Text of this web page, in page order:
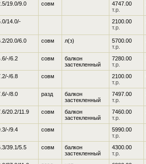
19.0/9.0 совм
4747.00
т.р.
14.0/-
2100.00
т.р.
20.0/6.0 совм л(з)
5700.00
т.р.
6.2 совм
балкон
застекленный
7280.00
т.р.
6.8 совм
2100.00
т.р.
8.0 разд
балкон
застекленный
7497.00
т.р.
20.2/11.9 совм
балкон
застекленный
7460.00
т.р.
9.4 совм
5990.00
т.р.
39.1/5.5 совм
балкон
застекленный
4300.00
т.р.